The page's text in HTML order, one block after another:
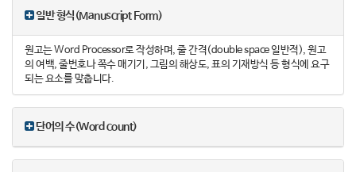
일반 형식(Manuscript Form)
원고는 Word Processor로 작성하며, 줄 간격(double space 일반적), 원고
의 여백, 줄번호나 쪽수 매기기, 그림의 해상도, 표의 기재방식 등 형식에 요구
되는 요소를 맞춥니다.
단어의 수(Word count)